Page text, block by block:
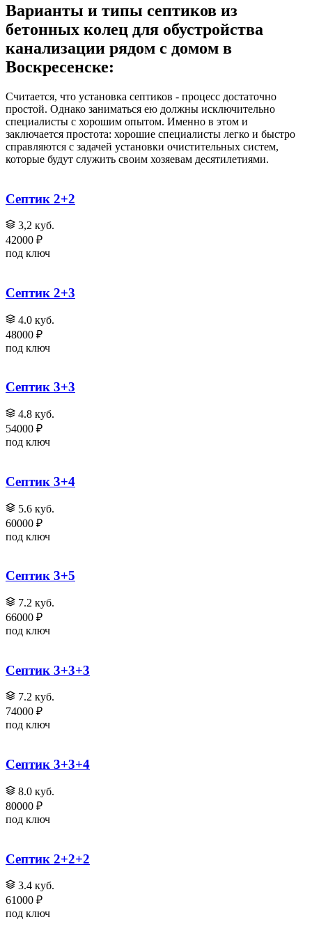
Варианты и типы септиков из
бетонных колец для обустройства
канализации рядом с домом в
Воскресенске:
Считается, что установка септиков - процесс достаточно
простой. Однако заниматься ею должны исключительно
специалисты с хорошим опытом. Именно в этом и
заключается простота: хорошие специалисты легко и быстро
справляются с задачей установки очистительных систем,
которые будут служить своим хозяевам десятилетиями.
Септик 2+2
3,2 куб.
42000 ₽
под ключ
Септик 2+3
4.0 куб.
48000 ₽
под ключ
Септик 3+3
4.8 куб.
54000 ₽
под ключ
Септик 3+4
5.6 куб.
60000 ₽
под ключ
Септик 3+5
7.2 куб.
66000 ₽
под ключ
Септик 3+3+3
7.2 куб.
74000 ₽
под ключ
Септик 3+3+4
8.0 куб.
80000 ₽
под ключ
Септик 2+2+2
3.4 куб.
61000 ₽
под ключ